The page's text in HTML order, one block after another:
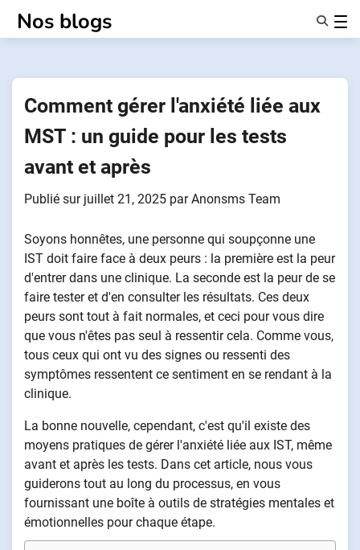
Nos blogs
À Propos De Nous
Comment gérer l'anxiété liée aux
MST : un guide pour les tests
avant et après
Publié sur juillet 21, 2025 parAnonsms Team
Soyons honnêtes, une personne qui soupçonne une
IST doit faire face à deux peurs : la première est la peur
d'entrer dans une clinique. La seconde est la peur de se
faire tester et d'en consulter les résultats. Ces deux
peurs sont tout à fait normales, et ceci pour vous dire
que vous n'êtes pas seul à ressentir cela. Comme vous,
tous ceux qui ont vu des signes ou ressenti des
symptômes ressentent ce sentiment en se rendant à la
clinique.
La bonne nouvelle, cependant, c'est qu'il existe des
moyens pratiques de gérer l'anxiété liée aux IST, même
avant et après les tests. Dans cet article, nous vous
guiderons tout au long du processus, en vous
fournissant une boîte à outils de stratégies mentales et
émotionnelles pour chaque étape.